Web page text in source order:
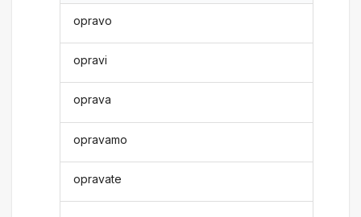
opravo
opravi
oprava
opravamo
opravate